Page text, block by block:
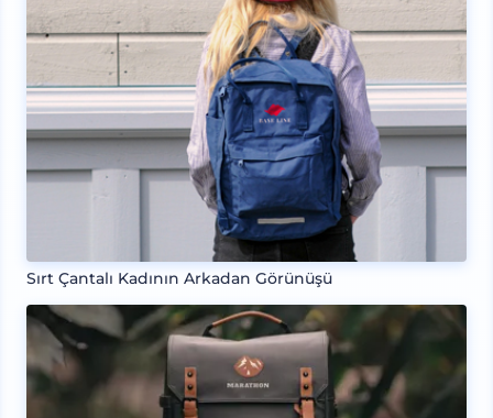
Sırt Çantalı Kadının Arkadan Görünüşü